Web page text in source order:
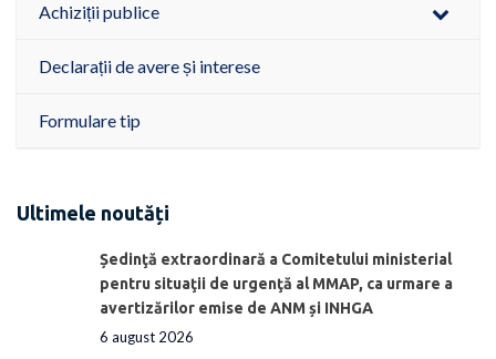
Achiziții publice
Declarații de avere și interese
Formulare tip
Ultimele noutăți
Ședinţă extraordinară a Comitetului ministerial
pentru situaţii de urgenţă al MMAP, ca urmare a
avertizărilor emise de ANM și INHGA
6 august 2026